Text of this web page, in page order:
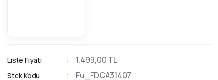
Liste Fiyatı 1.499,00 TL
Stok Kodu Fu_FDCA31407